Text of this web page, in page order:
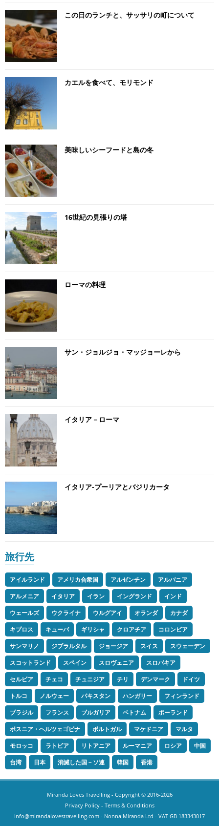
この日のランチと、サッサリの町について
カエルを食べて、モリモンド
美味しいシーフードと島の冬
16世紀の見張りの塔
ローマの料理
サン・ジョルジョ・マッジョーレから
イタリア－ローマ
イタリア-プーリアとバジリカータ
旅行先
アイルランド アメリカ合衆国 アルゼンチン
アルバニア
アルメニア
イタリア イラン イングランド
インド
ウェールズ
ウクライナ ウルグアイ オランダ
カナダ
キプロス
キューバ ギリシャ クロアチア
コロンビア
サンマリノ
ジブラルタル ジョージア スイス
スウェーデン
スコットランド
スペイン スロヴェニア
スロバキア
セルビア
チェコ チュニジア チリ デンマーク
ドイツ
トルコ
ノルウェー パキスタン ハンガリー
フィンランド
ブラジル
フランス ブルガリア ベトナム
ポーランド
ボスニア・ヘルツェゴビナ
ポルトガル マケドニア
マルタ
モロッコ
ラトビア リトアニア ルーマニア ロシア
中国
台湾
日本 消滅した国－ソ連 韓国 香港
Miranda Loves Travelling- Copyright © 2016-2026
Privacy Policy- Terms & Conditions
info@mirandalovestravelling.com - Nonna Miranda Ltd - VAT GB 183343017